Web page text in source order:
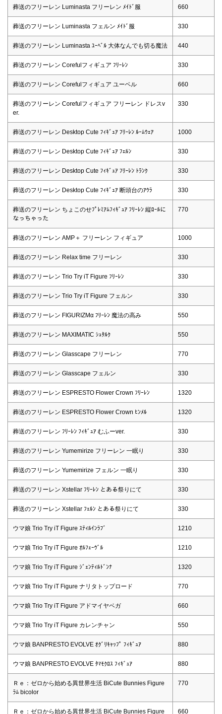
葬送のフリーレン Luminasta フリーレン ﾒｲﾄﾞ服 660
葬送のフリーレン Luminasta フェルン ﾒｲﾄﾞ服 330
葬送のフリーレン Luminasta ﾕｰﾍﾞﾙ 大体なんでも切る魔法 440
葬送のフリーレン Corefulフィギュア ﾌﾘｰﾚﾝ 330
葬送のフリーレン Corefulフィギュア ユーベル 660
葬送のフリーレン Corefulフィギュア フリーレン ドレスv
er.
330
葬送のフリーレン Desktop Cute ﾌｨｷﾞｭｱ ﾌﾘｰﾚﾝ ﾙｰﾑｳｪｱ 1000
葬送のフリーレン Desktop Cute ﾌｨｷﾞｭｱ ﾌｪﾙﾝ 330
葬送のフリーレン Desktop Cute ﾌｨｷﾞｭｱ ﾌﾘｰﾚﾝ ﾄﾗﾝｸ 330
葬送のフリーレン Desktop Cute ﾌｨｷﾞｭｱ 断頭台のｱｳﾗ 330
葬送のフリーレン ちょこのせﾌﾟﾚﾐｱﾑﾌｨｷﾞｭｱ ﾌﾘｰﾚﾝ 縦ﾛｰﾙに
なっちゃった
770
葬送のフリーレン AMP＋ フリーレン フィギュア 1000
葬送のフリーレン Relax time フリーレン 330
葬送のフリーレン Trio Try iT Figure ﾌﾘｰﾚﾝ 330
葬送のフリーレン Trio Try iT Figure フェルン 330
葬送のフリーレン FIGURIZMα ﾌﾘｰﾚﾝ 魔法の高み 550
葬送のフリーレン MAXIMATIC ｼｭﾀﾙｸ 550
葬送のフリーレン Glasscape フリーレン 770
葬送のフリーレン Glasscape フェルン 330
葬送のフリーレン ESPRESTO Flower Crown ﾌﾘｰﾚﾝ 1320
葬送のフリーレン ESPRESTO Flower Crown ﾋﾝﾒﾙ 1320
葬送のフリーレン ﾌﾘｰﾚﾝ ﾌｨｷﾞｭｱ むふーver. 330
葬送のフリーレン Yumemirize フリーレン 一眠り 330
葬送のフリーレン Yumemirize フェルン 一眠り 330
葬送のフリーレン Xstellar ﾌﾘｰﾚﾝ とある祭りにて 330
葬送のフリーレン Xstellar ﾌｪﾙﾝ とある祭りにて 330
ウマ娘 Trio Try iT Figure ｽﾃｨﾙｲﾝﾗﾌﾞ 1210
ウマ娘 Trio Try iT Figure ｵﾙﾌｪｰｳﾞﾙ 1210
ウマ娘 Trio Try iT Figure ｼﾞｪﾝﾃｨﾙﾄﾞﾝﾅ 1320
ウマ娘 Trio Try iT Figure ナリタトップロード 770
ウマ娘 Trio Try iT Figure アドマイヤベガ 660
ウマ娘 Trio Try iT Figure カレンチャン 550
ウマ娘 BANPRESTO EVOLVE ｵｸﾞﾘｷｬｯﾌﾟ ﾌｨｷﾞｭｱ 880
ウマ娘 BANPRESTO EVOLVE ﾀﾏﾓｸﾛｽ ﾌｨｷﾞｭｱ 880
Ｒｅ：ゼロから始める異世界生活 BiCute Bunnies Figure
ﾗﾑ bicolor
770
Ｒｅ：ゼロから始める異世界生活 BiCute Bunnies Figure
660